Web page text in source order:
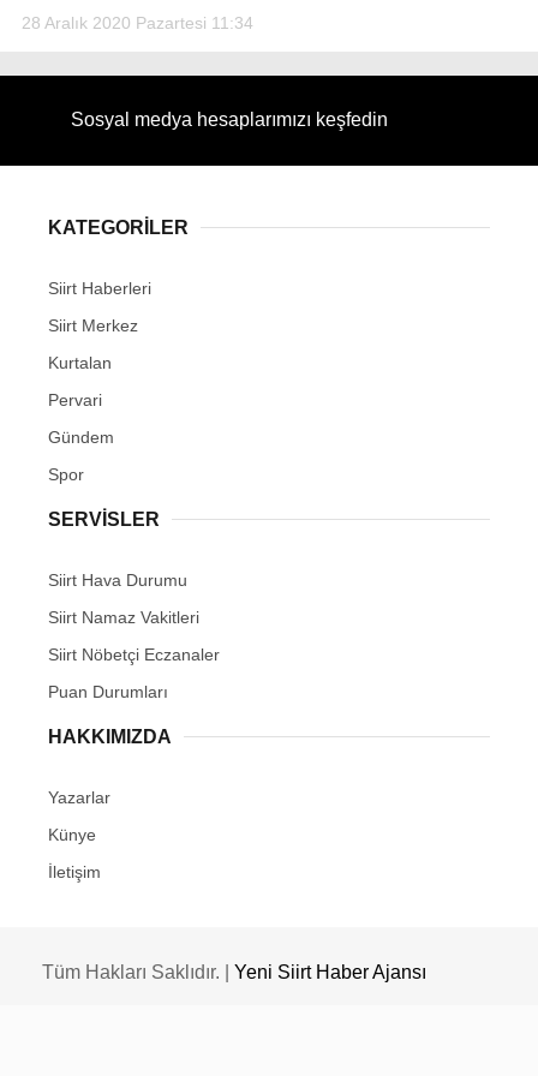
28 Aralık 2020 Pazartesi 11:34
Sosyal medya hesaplarımızı keşfedin
KATEGORİLER
Siirt Haberleri
Siirt Merkez
Kurtalan
Pervari
Gündem
Spor
SERVİSLER
Siirt Hava Durumu
Siirt Namaz Vakitleri
Siirt Nöbetçi Eczanaler
Puan Durumları
HAKKIMIZDA
Yazarlar
Künye
İletişim
Tüm Hakları Saklıdır. | Yeni Siirt Haber Ajansı